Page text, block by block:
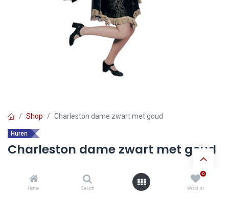
Home Search
0
Wishlist
Shop Charleston dame zwart met goud
Huren
Charleston dame zwart met goud
Ontdek de voordelen van huur verkleedkledij